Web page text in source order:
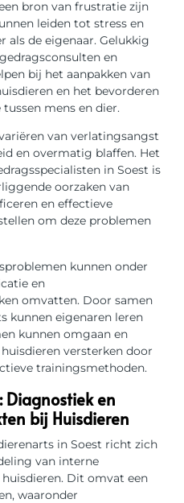
bron van frustratie zijn
leiden tot stress en
als de eigenaar. Gelukkig
en
bij het aanpakken van
en het bevorderen
mens en dier.
van verlatingsangst
en overmatig blaffen. Het
in Soest is
oorzaken van
en effectieve
om deze problemen
kunnen onder
en
omvatten. Door samen
kunnen eigenaren leren
kunnen omgaan en
versterken door
trainingsmethoden.
Diagnostiek en
bij Huisdieren
in Soest richt zich
van interne
Dit omvat een
waaronder